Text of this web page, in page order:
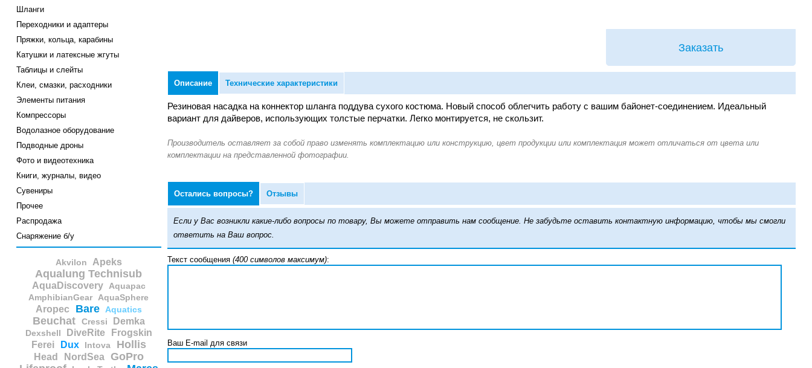
Шланги
Переходники и адаптеры
Пряжки, кольца, карабины
Катушки и латексные жгуты
Таблицы и слейты
Клеи, смазки, расходники
Элементы питания
Компрессоры
Водолазное оборудование
Подводные дроны
Фото и видеотехника
Книги, журналы, видео
Сувениры
Прочее
Распродажа
Снаряжение б/у
Akvilon Apeks
Aqualung Technisub
AquaDiscovery Aquapac
AmphibianGear AquaSphere
Aropec Bare Aquatics
Beuchat Cressi Demka
Dexshell DiveRite
Frogskin
Ferei
Dux Intova Hollis
Head NordSea
GoPro
Заказать
Описание Технические характеристики
Резиновая насадка на коннектор шланга поддува сухого костюма. Новый способ облегчить работу с вашим байонет-соединением. Идеальный
вариант для дайверов, использующих толстые перчатки. Легко монтируется, не скользит.
Остались вопросы? Отзывы
Если у Вас возникли какие-либо вопросы по товару, Вы можете отправить нам сообщение. Не забудьте оставить контактную информацию, чтобы мы смогли
ответить на Ваш вопрос.
Текст сообщения (400 символов максимум):
Ваш E-mail для связи